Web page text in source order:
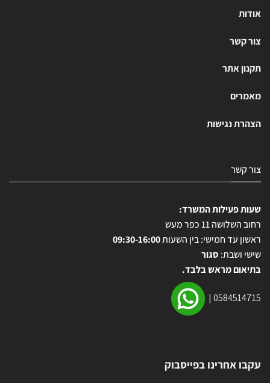
אודות
צור קשר
תקנון אתר
מאמרים
הצהרת נגישות
צור קשר
שעות פעילות המשרד:
רחוב השלושה 11 כפר מעש
ראשון עד חמישי: בין השעות09:30-16:00
שישי ושבת: סגור
בתיאום מראש בלבד.
0584514715
|
עקבו אחרינו בפייסבוק